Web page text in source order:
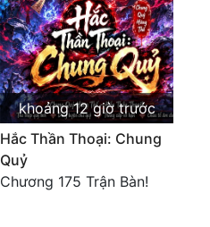
khoảng 12 giờ trước
Hắc Thần Thoại: Chung
Quỷ
Chương 175 Trận Bàn!